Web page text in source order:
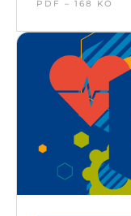
PDF – 168 KO